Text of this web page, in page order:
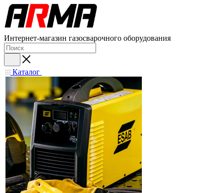
Интернет-магазин газосварочного оборудования
Каталог